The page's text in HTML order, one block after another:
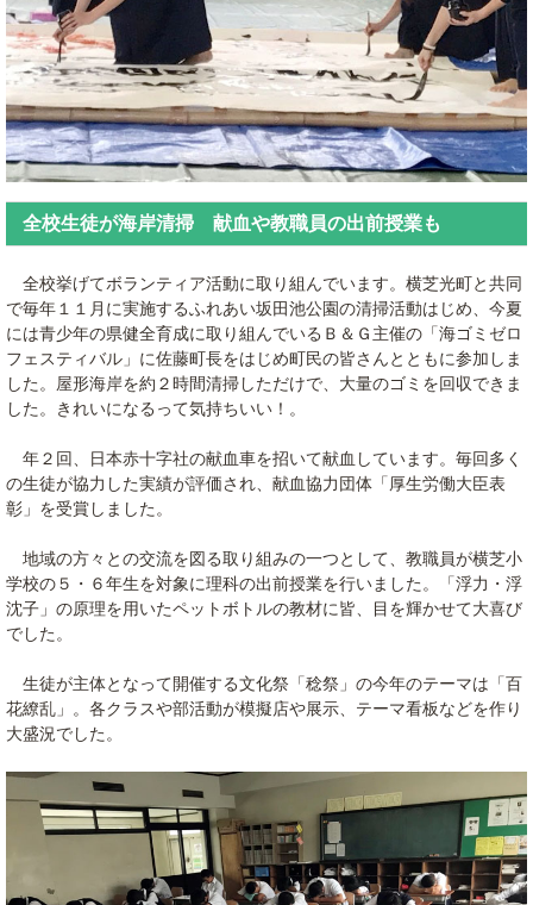
全校生徒が海岸清掃 献血や教職員の出前授業も
全校挙げてボランティア活動に取り組んでいます。横芝光町と共同
で毎年１１月に実施するふれあい坂田池公園の清掃活動はじめ、今夏
には青少年の県健全育成に取り組んでいるＢ＆Ｇ主催の「海ゴミゼロ
フェスティバル」に佐藤町長をはじめ町民の皆さんとともに参加しま
した。屋形海岸を約２時間清掃しただけで、大量のゴミを回収できま
した。きれいになるって気持ちいい！。
年２回、日本赤十字社の献血車を招いて献血しています。毎回多く
の生徒が協力した実績が評価され、献血協力団体「厚生労働大臣表
彰」を受賞しました。
地域の方々との交流を図る取り組みの一つとして、教職員が横芝小
学校の５・６年生を対象に理科の出前授業を行いました。「浮力・浮
沈子」の原理を用いたペットボトルの教材に皆、目を輝かせて大喜び
でした。
生徒が主体となって開催する文化祭「稔祭」の今年のテーマは「百
花繚乱」。各クラスや部活動が模擬店や展示、テーマ看板などを作り
大盛況でした。